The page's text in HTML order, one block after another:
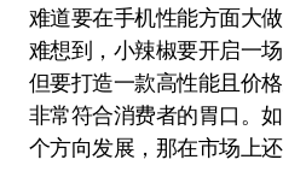
难道要在手机性能方面大
难想到，小辣椒要开启一
但要打造一款高性能且价
非常符合消费者的胃口。
个方向发展，那在市场上还